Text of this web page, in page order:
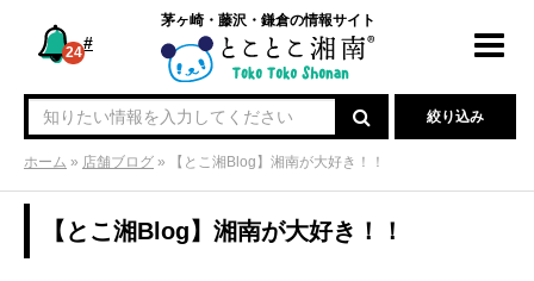
#
24
茅ヶ崎・藤沢・鎌倉の情報サイト
絞り込み
ホーム » 店舗ブログ » 【とこ湘Blog】湘南が大好き！！
【とこ湘Blog】湘南が大好き！！